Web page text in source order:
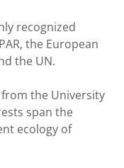
recognized
the European
the UN.
from the University
span the
ecology of